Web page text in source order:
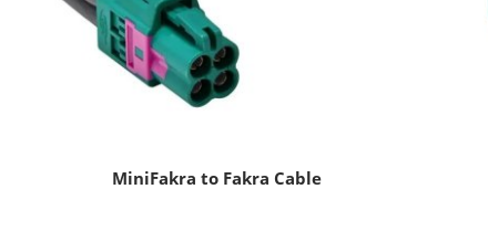
MiniFakra to Fakra Cable